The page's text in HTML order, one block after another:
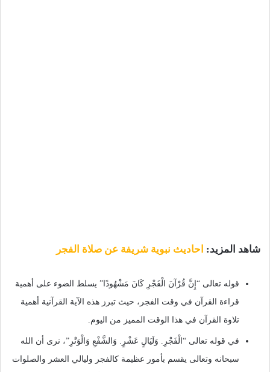
شاهد المزيد: احاديث نبوية شريفة عن صلاة الفجر
قوله تعالى “إِنَّ قُرْآنَ الْفَجْرِ كَانَ مَشْهُودًا” يسلط الضوء على أهمية
قراءة القرآن في وقت الفجر، حيث تبرز هذه الآية القرآنية أهمية
تلاوة القرآن في هذا الوقت المميز من اليوم.
في قوله تعالى “الْفَجْرِ. وَلَيَالٍ عَشْرٍ. وَالشَّفْعِ وَالْوَتْرِ”، نرى أن الله
سبحانه وتعالى يقسم بأمور عظيمة كالفجر وليالي العشر والصلوات